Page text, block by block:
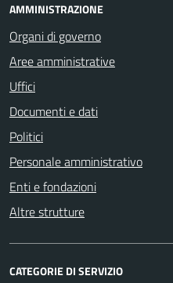
AMMINISTRAZIONE
Organi di governo
Aree amministrative
Uffici
Documenti e dati
Politici
Personale amministrativo
Enti e fondazioni
Altre strutture
CATEGORIE DI SERVIZIO